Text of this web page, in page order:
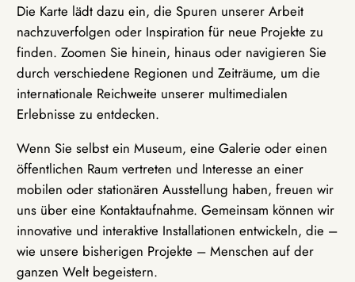
Die Karte lädt dazu ein, die Spuren unserer Arbeit
nachzuverfolgen oder Inspiration für neue Projekte zu
finden. Zoomen Sie hinein, hinaus oder navigieren Sie
durch verschiedene Regionen und Zeiträume, um die
internationale Reichweite unserer multimedialen
Erlebnisse zu entdecken.
Wenn Sie selbst ein Museum, eine Galerie oder einen
öffentlichen Raum vertreten und Interesse an einer
mobilen oder stationären Ausstellung haben, freuen wir
uns über eine Kontaktaufnahme. Gemeinsam können wir
innovative und interaktive Installationen entwickeln, die –
wie unsere bisherigen Projekte – Menschen auf der
ganzen Welt begeistern.